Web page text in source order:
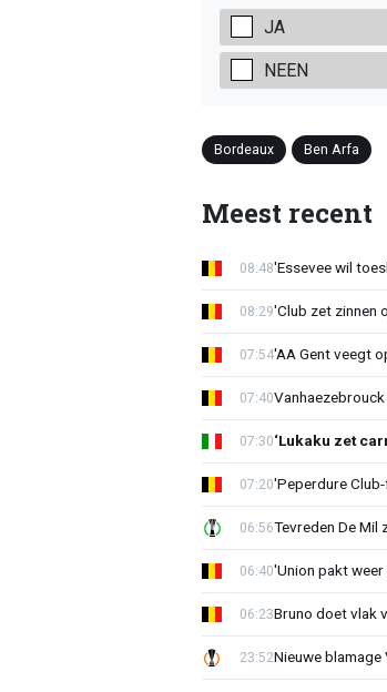
JA
NEEN
Bordeaux Ben Arfa
Meest recent
'Essevee wil
08:48
'Club zet zinnen
08:29
'AA Gent veegt
07:54
07:40
‘Lukaku zet
07:30
'Peperdure
07:20
Tevreden De Mil
06:56
'Union pakt
06:40
Bruno doet vlak
06:23
Nieuwe
23:52